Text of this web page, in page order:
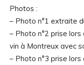
Photos :
– Photo n°1 extraite
– Photo n°2 prise lors
vin à Montreux avec
– Photo n°3 prise